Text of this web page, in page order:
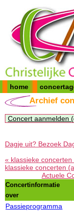
home
Archief
Concert aanmelden
Dagje uit? Bezoek
« klassieke concerten
klassieke concerten
Actuele
Concertinformatie
over
Passieprogramma